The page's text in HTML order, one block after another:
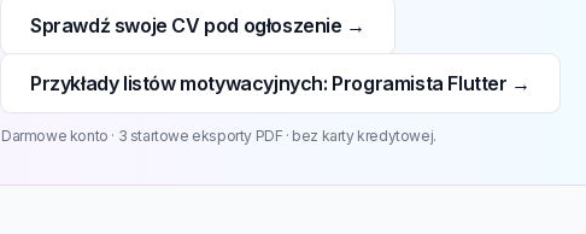
Sprawdź swoje CV pod ogłoszenie →
Przykłady listów motywacyjnych: Programista Flutter →
Darmowe konto · 3 startowe eksporty PDF · bez karty kredytowej.